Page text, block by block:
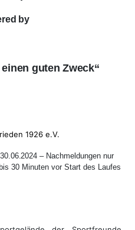
by
guten Zweck“
1926 e.V.
30.06.2024 – Nachmeldungen nur
30 Minuten vor Start des Laufes